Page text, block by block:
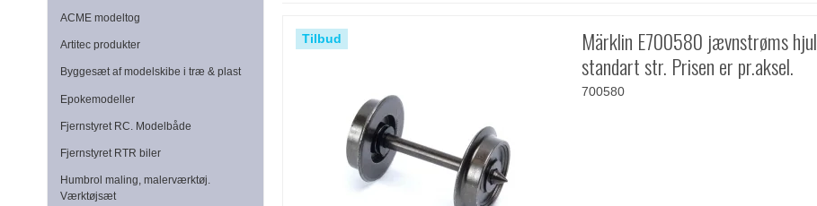
ACME modeltog
Artitec produkter
Byggesæt af modelskibe i træ & plast
Epokemodeller
Fjernstyret RC. Modelbåde
Fjernstyret RTR biler
Humbrol maling, malerværktøj.
Værktøjsæt
Tilbud
Märklin E700580 jævnstrøms hjul
standart str. Prisen er pr.aksel.
700580